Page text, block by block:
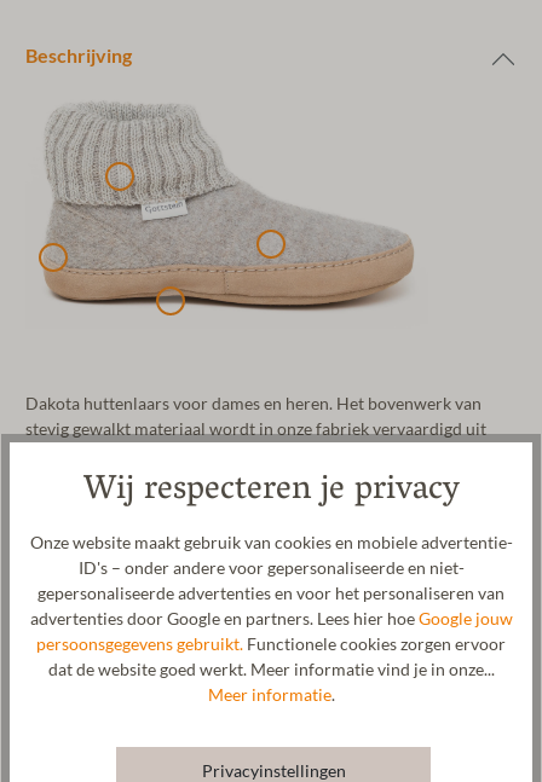
Beschrijving
Dakota huttenlaars voor dames en heren. Het bovenwerk van
stevig gewalkt materiaal wordt in onze fabriek vervaardigd uit
en comfortabel. Met deze huttenlaars loop je stil en zacht, alsof je
op wolken loopt. De geribde boord zorgt voor een goede pasvorm
vakmanschap in onze fabriek voor deze huttenpantoffel
vervaardigd en met puur Tirools bergwater, zonder enige
toevoegingen, gewalkt. De geribde boord wordt door onze
breimeester met veel oog voor detail gebreid en het snijden van
alle onderdelen, inclusief de zool, vindt plaats in onze fabriek in
Bahnhof, OOSTENRIJK,office@gottstein.at
Wij respecteren je privacy
Onze website maakt gebruik van cookies en mobiele advertentie-
ID's – onder andere voor gepersonaliseerde en niet-
gepersonaliseerde advertenties en voor het personaliseren van
advertenties door Google en partners. Lees hier hoeGoogle jouw
persoonsgegevens gebruikt. Functionele cookies zorgen ervoor
dat de website goed werkt. Meer informatie vind je in onze...
Meer informatie.
Privacyinstellingen